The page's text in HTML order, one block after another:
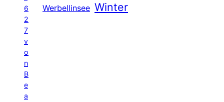
6
2
7
v
o
n
B
e
a
Werbellinsee Winter